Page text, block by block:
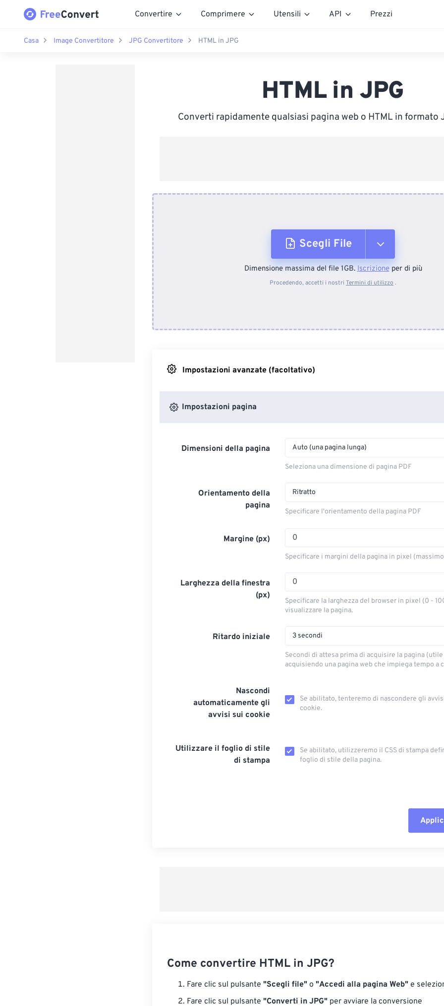
Convertire Comprimere Utensili API Prezzi
Casa Image Convertitore JPG Convertitore HTML in JPG
HTML in JPG
Converti rapidamente qualsiasi pagina web o HTML in formato
Scegli File
Dimensione massima del file 1GB.Iscrizioneper di più
Procedendo, accetti i nostri Termini di utilizzo .
Impostazioni avanzate (facoltativo)
Impostazioni pagina
Dimensioni della pagina Auto (una pagina lunga)
Seleziona una dimensione di pagina PDF
Orientamento della
pagina
Ritratto
Specificare l'orientamento della pagina PDF
Margine (px)
Specificare i margini della pagina in pixel
Larghezza della finestra
(px)
Specificare la larghezza del browser in pixel (0 -
visualizzare la pagina.
Ritardo iniziale 3 secondi
Secondi di attesa prima di acquisire la pagina
acquisiendo una pagina web che impiega tempo a
Nascondi
automaticamente gli
avvisi sui cookie
Se abilitato, tenteremo di nascondere gli
cookie.
Utilizzare il foglio di stile
di stampa
Se abilitato, utilizzeremo il CSS di stampa
foglio di stile della pagina.
Come convertire HTML in JPG?
Fare clic sul pulsante "Scegli file" o "Accedi alla pagina Web" e
Fare clic sul pulsante "Converti in JPG" per avviare la conversione